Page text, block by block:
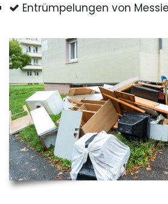
Entrümpelungen von